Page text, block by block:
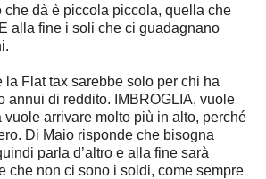
che dà è piccola piccola, quella che
alla fine i soli che ci guadagnano
Flat tax sarebbe solo per chi ha
annui di reddito. IMBROGLIA, vuole
arrivare molto più in alto, perché
Di Maio risponde che bisogna
parla d’altro e alla fine sarà
che non ci sono i soldi, come sempre